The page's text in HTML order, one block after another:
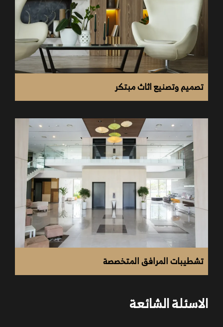
تصميم وتصنيع اثاث مبتكر
تشطيبات المرافق المتخصصة
الاسئلة الشائعة